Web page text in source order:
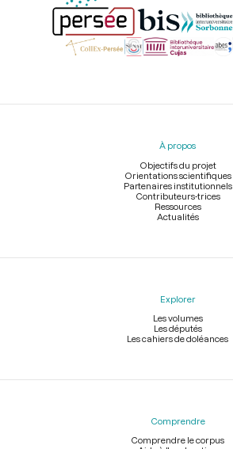
Menu
À propos
Objectifs du projet
Orientations scientifiques
Partenaires institutionnels
Contributeurs-trices
Ressources
Actualités
Explorer
Les volumes
Les députés
Les cahiers de doléances
Comprendre
Comprendre le corpus